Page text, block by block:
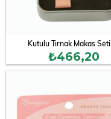
Kutulu Tırnak Makas Seti
₺466,20